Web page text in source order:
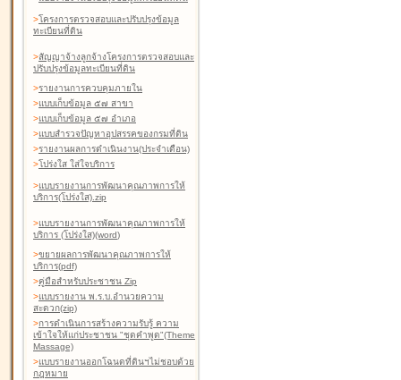
>โครงการตรวจสอบและปรับปรุงข้อมูล
ทะเบียนที่ดิน
>สัญญาจ้างลูกจ้างโครงการตรวจสอบและ
ปรับปรุงข้อมูลทะเบียนที่ดิน
>รายงานการควบคุมภายใน
>แบบเก็บข้อมูล ๕๗ สาขา
>แบบเก็บข้อมูล ๕๗ อำเภอ
>แบบสำรวจปัญหาอุปสรรคของกรมที่ดิน
>รายงานผลการดำเนินงาน(ประจำเดือน)
>โปร่งใส ใส่ใจบริการ
>แบบรายงานการพัฒนาคุณภาพการให้
บริการ(โปร่งใส).zip
>แบบรายงานการพัฒนาคุณภาพการให้
บริการ (โปร่งใส)(word)
>ขยายผลการพัฒนาคุณภาพการให้
บริการ(pdf)
>คู่มือสำหรับประชาชน Zip
>แบบรายงาน พ.ร.บ.อำนวยความ
สะดวก(zip)
>การดำเนินการสร้างความรับรู้ ความ
เข้าใจให้แก่ประชาชน "ชุดคำพูด"(Theme
Massage)
>แบบรายงานออกโฉนดที่ดินฯไม่ชอบด้วย
กฎหมาย